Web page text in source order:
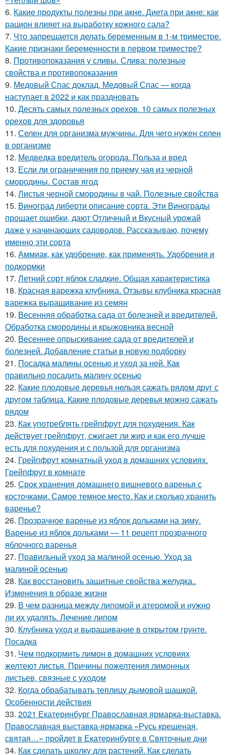
6. Какие продукты полезны при акне. Диета при акне: как
рацион влияет на выработку кожного сала?
7. Что запрещается делать беременным в 1-м триместре.
Какие признаки беременности в первом триместре?
8. Противопоказания у сливы. Слива: полезные
свойства и противопоказания
9. Медовый Спас доклад. Медовый Спас — когда
наступает в 2022 и как праздновать
10. Десять самых полезных орехов. 10 самых полезных
орехов для здоровья
11. Селен для организма мужчины. Для чего нужен селен
в организме
12. Медведка вредитель огорода. Польза и вред
13. Если ли ограничения по приему чая из черной
смородины. Состав ягод
14. Листья черной смородины в чай. Полезные свойства
15. Виноград либерти описание сорта. Эти Винограды
прощает ошибки, дают Отличный и Вкусный урожай
даже у начинающих садоводов. Рассказываю, почему
именно эти сорта
16. Аммиак, как удобрение, как применять. Удобрения и
подкормки
17. Летний сорт яблок сладкие. Общая характеристика
18. Красная варежка клубника. Отзывы клубника красная
варежка выращивание из семян
19. Весенняя обработка сада от болезней и вредителей.
Обработка смородины и крыжовника весной
20. Весеннее опрыскивание сада от вредителей и
болезней. Добавление статьи в новую подборку
21. Посадка малины осенью и уход за ней. Как
правильно посадить малину осенью
22. Какие плодовые деревья нельзя сажать рядом друг с
другом таблица. Какие плодовые деревья можно сажать
рядом
23. Как употреблять грейпфрут для похудения. Как
действует грейпфрут, сжигает ли жир и как его лучше
есть для похудения и с пользой для организма
24. Грейпфрут комнатный уход в домашних условиях.
Грейпфрут в комнате
25. Срок хранения домашнего вишневого варенья с
косточками. Самое темное место. Как и сколько хранить
варенье?
26. Прозрачное варенье из яблок дольками на зиму.
Варенье из яблок дольками — 11 рецепт прозрачного
яблочного варенья
27. Правильный уход за малиной осенью. Уход за
малиной осенью
28. Как восстановить защитные свойства желудка..
Изменения в образе жизни
29. В чем разница между липомой и атеромой и нужно
ли их удалять. Лечение липом
30. Клубника уход и выращивание в открытом грунте.
Посадка
31. Чем подкормить лимон в домашних условиях
желтеют листья. Причины пожелтения лимонных
листьев, связные с уходом
32. Когда обрабатывать теплицу дымовой шашкой.
Особенности действия
33. 2021 Екатеринбург Православная ярмарка-выставка.
Православная выставка-ярмарка «Русь крещеная,
святая…» пройдет в Екатеринбурге в Святочные дни
34. Как сделать школку для растений. Как сделать